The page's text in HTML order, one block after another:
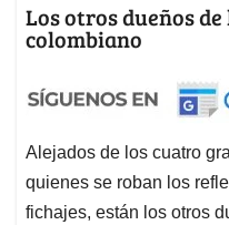
Los otros dueños
colombiano
Alejados de los cuatro
quienes se roban los
fichajes, están los otros